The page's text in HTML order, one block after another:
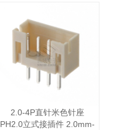
2.0-4P直针米色针座
PH2.0立式接插件 2.0mm-